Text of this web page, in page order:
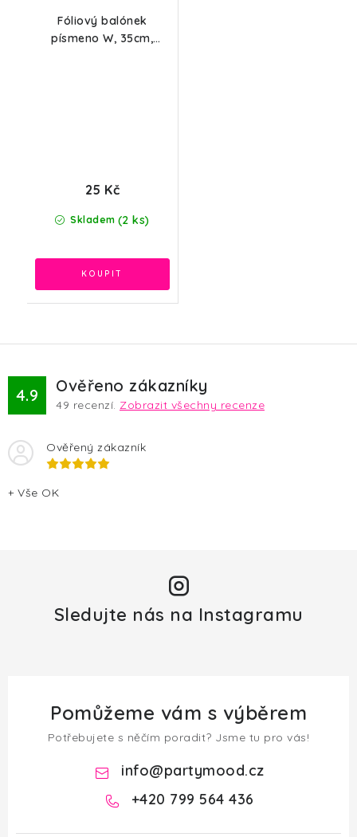
Fóliový balónek
písmeno W, 35cm,
Skladem (2 ks)
25 Kč
4.9 Ověřeno zákazníky
49 recenzí. Zobrazit všechny recenze
Ověřený zákazník
+ Vše OK
Sledujte nás na Instagramu
Pomůžeme vám s výběrem
Potřebujete s něčím poradit? Jsme tu pro vás!
info@partymood.cz
+420 799 564 436